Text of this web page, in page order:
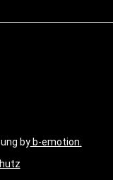
byb-emotion.